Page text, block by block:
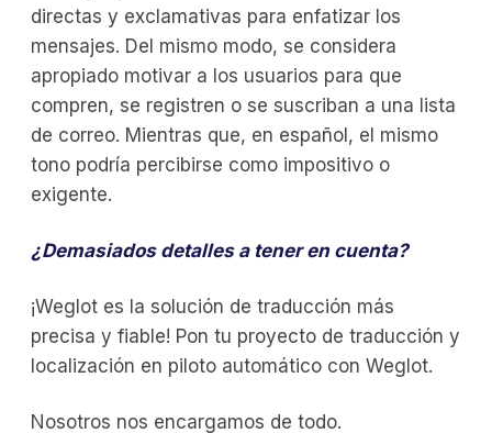
directas y exclamativas para enfatizar los
mensajes. Del mismo modo, se considera
apropiado motivar a los usuarios para que
compren, se registren o se suscriban a una lista
de correo. Mientras que, en español, el mismo
tono podría percibirse como impositivo o
exigente.
¿Demasiados detalles a tener en cuenta?
¡Weglot es la solución de traducción más
precisa y fiable! Pon tu proyecto de traducción y
localización en piloto automático con Weglot.
Nosotros nos encargamos de todo.